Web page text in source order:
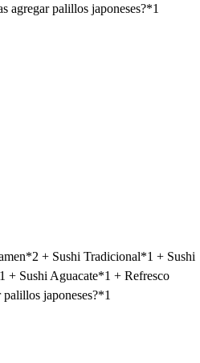
agregar palillos japoneses?*1
+ Sushi Tradicional*1 + Sushi
+ Sushi Aguacate*1 + Refresco
japoneses?*1